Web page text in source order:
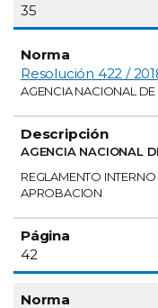
35
Resolución 422 /
AGENCIA NACIONAL
AGENCIA NACIONAL
REGLAMENTO
APROBACION
42